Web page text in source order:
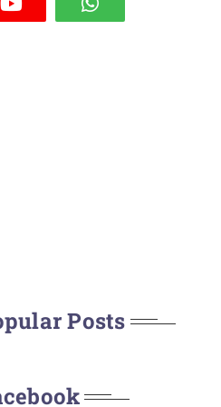
Posts